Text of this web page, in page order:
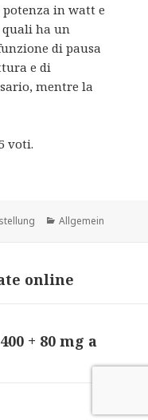
potenza in watt e
ha un
di pausa
e di
mentre la
voti.
Kategorien
Allgemein
online
+ 80 mg a